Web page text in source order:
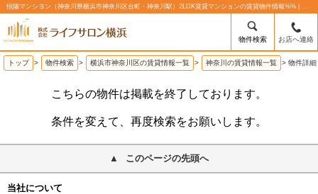
恒陽マンシヨン（神奈川県横浜市神奈川区台町・神奈川駅）2LDK賃貸マンションの賃貸物件情報%% | 株式会社ライフサロン横浜
物件検索 お店へ連絡
トップ > 物件検索 > 横浜市神奈川区の賃貸情報一覧 > 神奈川の賃貸情報一覧 > 物件詳細
こちらの物件は掲載を終了しております。
条件を変えて、再度検索をお願いします。
このページの先頭へ
当社について